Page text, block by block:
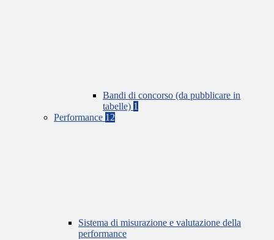
Bandi di concorso (da pubblicare in
tabelle) 1
Performance 12
Sistema di misurazione e valutazione della
performance